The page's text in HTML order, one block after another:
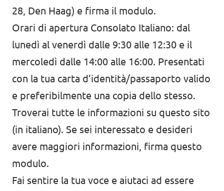
28, Den Haag) e firma il modulo.
Orari di apertura Consolato Italiano: dal
lunedì al venerdì dalle 9:30 alle 12:30 e il
mercoledì dalle 14:00 alle 16:00. Presentati
con la tua carta d’identità/passaporto valido
e preferibilmente una copia dello stesso.
Troverai tutte le informazioni su questo sito
(in italiano). Se sei interessato e desideri
avere maggiori informazioni, firma questo
modulo.
Fai sentire la tua voce e aiutaci ad essere